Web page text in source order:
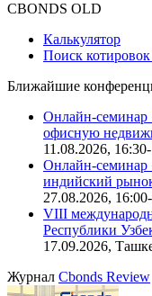
CBONDS OLD
Калькулятор
Поиск
Ближайшие
Онлайн-семинар
офисную
11.08.2026,
Онлайн-семинар
индийский
27.08.2026,
VIII
Республики
17.09.2026,
Журнал Cbonds Review